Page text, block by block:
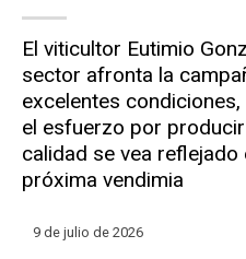
El viticultor Eutimio
sector afronta la
excelentes
el esfuerzo por
calidad se vea reflejado
próxima vendimia
9 de julio de 2026